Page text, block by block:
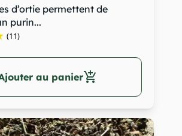
d’ortie permettent de
purin...
(11)
au panieradd_shopping_cart